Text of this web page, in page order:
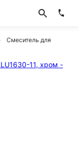
Смеситель для